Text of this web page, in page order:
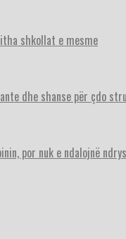
shkollat e mesme
dhe shanse për çdo
por nuk e ndalojnë